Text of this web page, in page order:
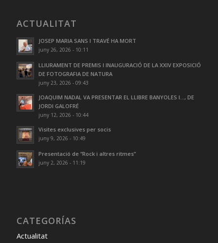
ACTUALITAT
JOSEP MARIA SANS I TRAVÉ HA MORT
juny 26, 2026 - 10:11
LLIURAMENT DE PREMIS I INAUGURACIÓ DE LA XXIV EXPOSICIÓ
DE FOTOGRAFIA DE NATURA
juny 23, 2026 - 09:43
JOAQUIM NADAL VA PRESENTAR EL LLIBRE BANYOLES I…, DE
JORDI GALOFRÉ
juny 12, 2026 - 10:44
Visites exclusives per socis
juny 9, 2026 - 10:49
Presentació de “Rock i altres ritmes”
juny 2, 2026 - 11:19
CATEGORÍAS
Actualitat